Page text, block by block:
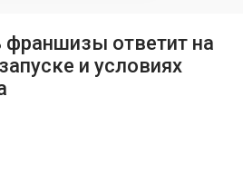
франшизы ответит на
и условиях